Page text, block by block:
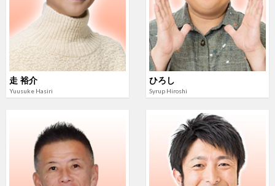
走 裕介
Yuusuke Hasiri
ひろし
Syrup Hiroshi